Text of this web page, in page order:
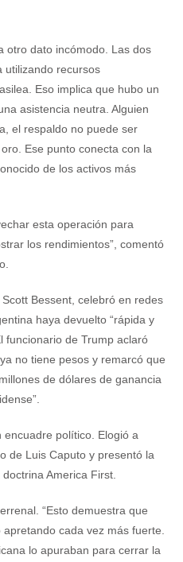
otro dato incómodo. Las dos
utilizando recursos
Eso implica que hubo un
asistencia neutra. Alguien
el respaldo no puede ser
Ese punto conecta con la
de los activos más
esta operación para
los rendimientos”, comentó
Bessent, celebró en redes
haya devuelto “rápida y
funcionario de Trump aclaró
no tiene pesos y remarcó que
de dólares de ganancia
político. Elogió a
de Luis Caputo y presentó la
America First.
“Esto demuestra que
cada vez más fuerte.
lo apuraban para cerrar la